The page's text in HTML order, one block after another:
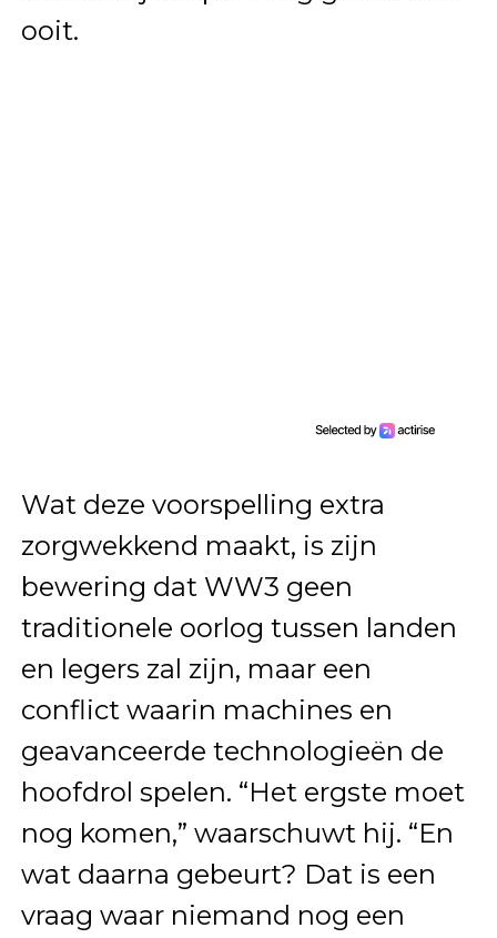
ooit.
Wat deze voorspelling extra
zorgwekkend maakt, is zijn
bewering dat WW3 geen
traditionele oorlog tussen landen
en legers zal zijn, maar een
conflict waarin machines en
geavanceerde technologieën de
hoofdrol spelen. “Het ergste moet
nog komen,” waarschuwt hij. “En
wat daarna gebeurt? Dat is een
vraag waar niemand nog een